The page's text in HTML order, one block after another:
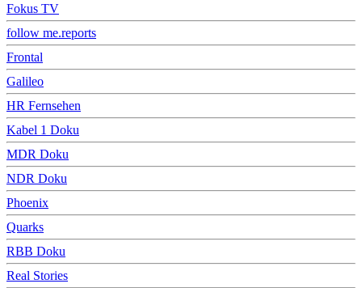
Fokus TV
follow me.reports
Frontal
Galileo
HR Fernsehen
Kabel 1 Doku
MDR Doku
NDR Doku
Phoenix
Quarks
RBB Doku
Real Stories